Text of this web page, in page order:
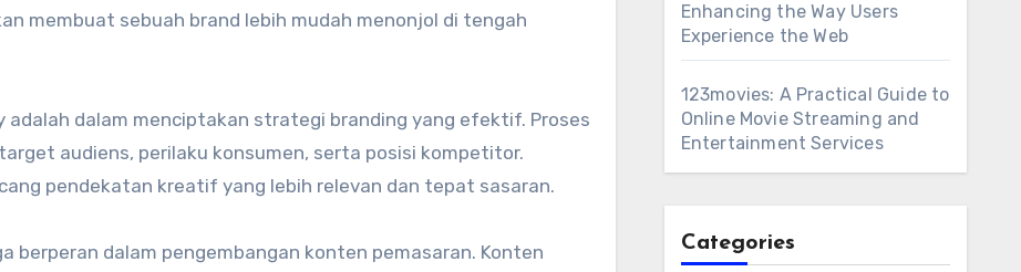
membuat sebuah brand lebih mudah menonjol di tengah
dalam menciptakan strategi branding yang efektif. Proses
audiens, perilaku konsumen, serta posisi kompetitor.
pendekatan kreatif yang lebih relevan dan tepat sasaran.
berperan dalam pengembangan konten pemasaran. Konten
Enhancing the Way Users
Experience the Web
123movies: A Practical Guide to
Online Movie Streaming and
Entertainment Services
Categories